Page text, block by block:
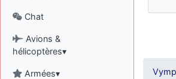
Chat
Avions &
hélicoptères▾
Armées▾